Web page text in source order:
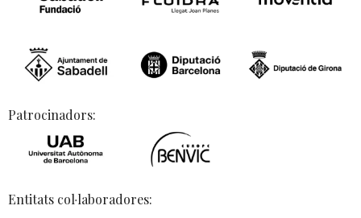
Patrocinadors:
Entitats col·laboradores: